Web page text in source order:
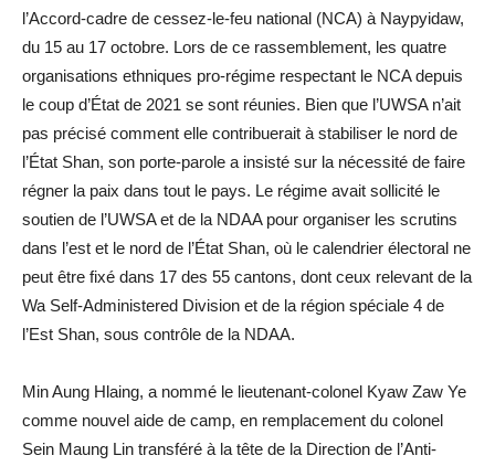
l’Accord-cadre de cessez-le-feu national (NCA) à Naypyidaw,
du 15 au 17 octobre. Lors de ce rassemblement, les quatre
organisations ethniques pro-régime respectant le NCA depuis
le coup d’État de 2021 se sont réunies. Bien que l’UWSA n’ait
pas précisé comment elle contribuerait à stabiliser le nord de
l’État Shan, son porte-parole a insisté sur la nécessité de faire
régner la paix dans tout le pays. Le régime avait sollicité le
soutien de l’UWSA et de la NDAA pour organiser les scrutins
dans l’est et le nord de l’État Shan, où le calendrier électoral ne
peut être fixé dans 17 des 55 cantons, dont ceux relevant de la
Wa Self-Administered Division et de la région spéciale 4 de
l’Est Shan, sous contrôle de la NDAA.
Min Aung Hlaing, a nommé le lieutenant-colonel Kyaw Zaw Ye
comme nouvel aide de camp, en remplacement du colonel
Sein Maung Lin transféré à la tête de la Direction de l’Anti-